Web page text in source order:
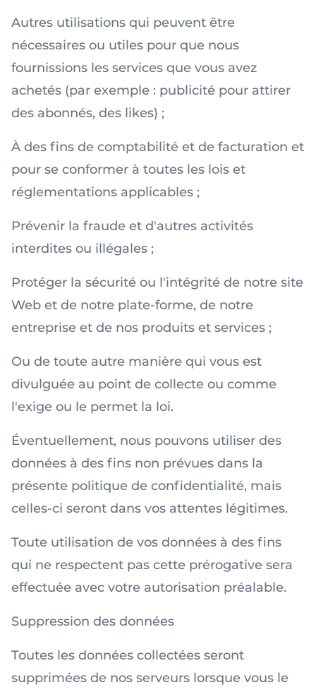
Autres utilisations qui peuvent être
nécessaires ou utiles pour que nous
fournissions les services que vous avez
achetés (par exemple : publicité pour attirer
des abonnés, des likes) ;
À des fins de comptabilité et de facturation et
pour se conformer à toutes les lois et
réglementations applicables ;
Prévenir la fraude et d'autres activités
interdites ou illégales ;
Protéger la sécurité ou l'intégrité de notre site
Web et de notre plate-forme, de notre
entreprise et de nos produits et services ;
Ou de toute autre manière qui vous est
divulguée au point de collecte ou comme
l'exige ou le permet la loi.
Éventuellement, nous pouvons utiliser des
données à des fins non prévues dans la
présente politique de confidentialité, mais
celles-ci seront dans vos attentes légitimes.
Toute utilisation de vos données à des fins
qui ne respectent pas cette prérogative sera
effectuée avec votre autorisation préalable.
Suppression des données
Toutes les données collectées seront
supprimées de nos serveurs lorsque vous le